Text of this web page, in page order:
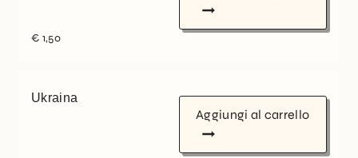
€ 1,50
Ukraina
Aggiungi al carrello